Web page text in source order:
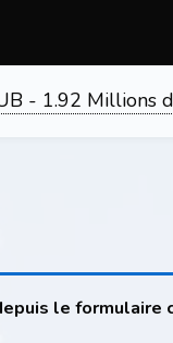
- 1.92 Millions
le formulaire